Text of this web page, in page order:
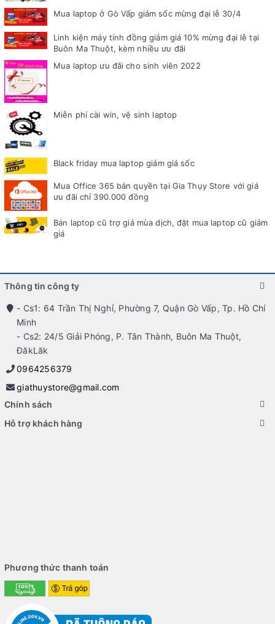
Mua laptop ở Gò Vấp giảm sốc mừng đại lễ 30/4
Linh kiện máy tính đồng giảm giá 10% mừng đại lễ tại
Buôn Ma Thuột, kèm nhiều ưu đãi
Mua laptop ưu đãi cho sinh viên 2022
Miễn phí cài win, vệ sinh laptop
Black friday mua laptop giảm giá sốc
Mua Office 365 bản quyền tại Gia Thụy Store với giá
ưu đãi chỉ 390.000 đồng
Bán laptop cũ trợ giá mùa dịch, đặt mua laptop cũ giảm
giá
Thông tin công ty
- Cs1: 64 Trần Thị Nghỉ, Phường 7, Quận Gò Vấp, Tp. Hồ Chí
Minh
- Cs2: 24/5 Giải Phóng, P. Tân Thành, Buôn Ma Thuột,
ĐăkLăk
0964256379
giathuystore@gmail.com
Chính sách
Hỗ trợ khách hàng
Phương thức thanh toán